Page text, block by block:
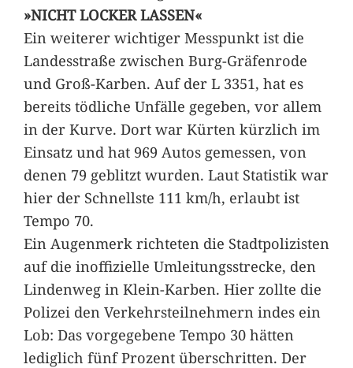
»NICHT LOCKER LASSEN«
Ein weiterer wichtiger Messpunkt ist die
Landesstraße zwischen Burg-Gräfenrode
und Groß-Karben. Auf der L 3351, hat es
bereits tödliche Unfälle gegeben, vor allem
in der Kurve. Dort war Kürten kürzlich im
Einsatz und hat 969 Autos gemessen, von
denen 79 geblitzt wurden. Laut Statistik war
hier der Schnellste 111 km/h, erlaubt ist
Tempo 70.
Ein Augenmerk richteten die Stadtpolizisten
auf die inoffizielle Umleitungsstrecke, den
Lindenweg in Klein-Karben. Hier zollte die
Polizei den Verkehrsteilnehmern indes ein
Lob: Das vorgegebene Tempo 30 hätten
lediglich fünf Prozent überschritten. Der